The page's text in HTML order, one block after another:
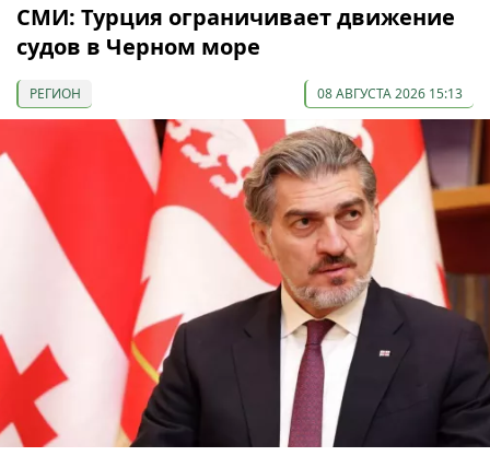
СМИ: Турция ограничивает движение
судов в Черном море
РЕГИОН 08 АВГУСТА 2026 15:13